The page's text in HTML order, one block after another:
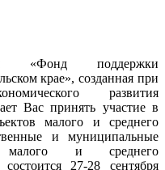
«Фонд поддержки
крае», созданная при
развития
Вас принять участие в
малого и среднего
и муниципальные
и среднего
27-28 сентября